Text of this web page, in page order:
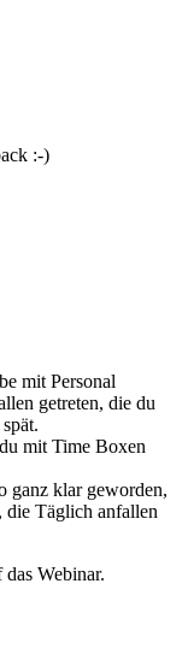
:-)
mit Personal
getreten, die du
mit Time Boxen
ganz klar geworden,
die Täglich anfallen
Webinar.